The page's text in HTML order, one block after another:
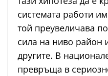
системата работи
той преувеличава
сила на ниво район
другите. В
превръща в